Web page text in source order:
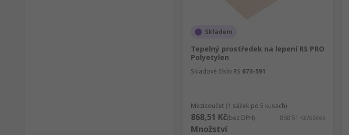
Skladem
Tepelný prostředek na lepení RS PRO
Polyetylen
Skladové číslo RS 673-591
Mezisoučet (1 sáček po 5 kusech)
868,51 Kč(bez DPH) 868,51 Kč/sáček
Množství